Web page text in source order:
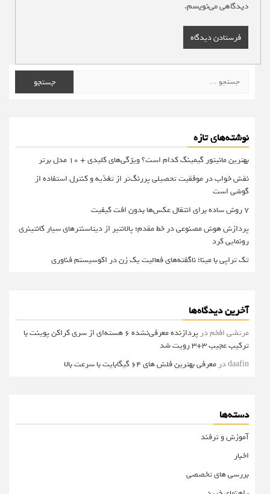
دیدگاهی می‌نویسم.
برای:
نوشته‌های تازه
بهترین مانیتور گیمینگ کدام است؟ ویژگی‌های کلیدی + 10 مدل برتر
نقش خواب در موفقیت تحصیلی پررنگ‌تر از تغذیه و کنترل استفاده از
گوشی است
۷ روش ساده برای انتقال عکس‌ها بدون افت کیفیت
پردازش هوش مصنوعی در خط مقدم؛ پالانتیر از دیتاسنترهای سیار کانتینری
رونمایی کرد
تک تراپی با مینا؛ ناگفته‌های فعالیت یک زن در اکوسیستم فناوری
آخرین دیدگاه‌ها
مرتضی افخمدر
پردازنده معرفی‌نشده 6 هسته‌ای از سری کراکن پوینت با
ترکیب عجیب 3+3 رویت شد
daafinدرمعرفی بهترین فلش های 64 گیگابایت با سرعت بالا
دسته‌ها
آموزش و ترفند
اخبار
بررسی های تخصصی